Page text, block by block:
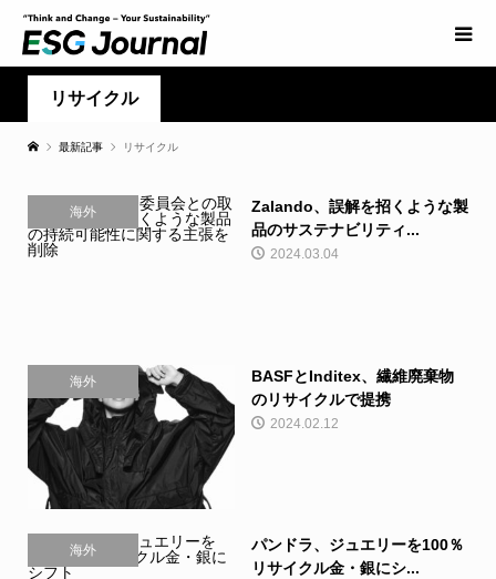
リサイクル
最新記事 リサイクル
海外
Zalando、誤解を招くような製
品のサステナビリティ...
2024.03.04
海外
BASFとInditex、繊維廃棄物
のリサイクルで提携
2024.02.12
海外
パンドラ、ジュエリーを100％
リサイクル金・銀にシ...